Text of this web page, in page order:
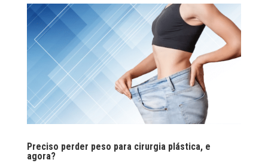
Preciso perder peso para cirurgia plástica, e
agora?